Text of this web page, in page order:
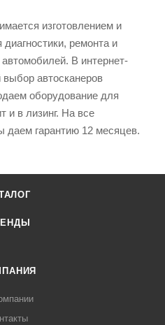
изготовлением и
ремонта и
В интернет-
автосканеров
оборудование для
и в лизинг. На все
даем гарантию 12 месяцев.